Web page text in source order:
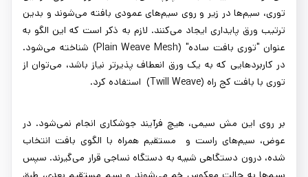
توری، سیم‌ها در زیر و روی سیم‌های عمودی بافته می‌شوند و بدین
ترتیب ورق پایداری ایجاد می‌کنند. لازم به ذکر است که این الگو به
عنوان "توری بافت ساده" (Plain Weave Mesh) شناخته می‌شود.
در کاربردهایی که به یک ورق انعطاف پذیرتر نیاز باشد، می‌توان از
توری با بافت کج راه (Twill Weave) استفاده کرد.
بر روی این مش سیمی، هیچ فرآیند جوشکاری انجام نمی‌شود. در
عوض، سیم‌های راست و مستقیم همراه با الگوی بافت انتخاب
شده، درون دستگاهی شبیه به دستگاه نساجی قرار می‌گیرند. سپس